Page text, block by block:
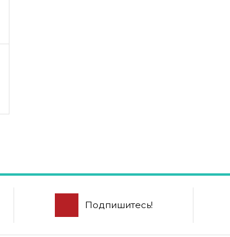
Подпишитесь!